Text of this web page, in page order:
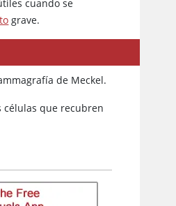
cuando se
grave.
de Meckel.
células que recubren